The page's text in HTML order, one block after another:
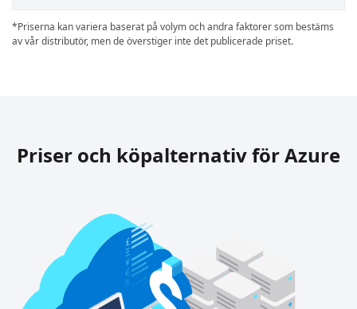
*Priserna kan variera baserat på volym och andra faktorer som bestäms
av vår distributör, men de överstiger inte det publicerade priset.
Priser och köpalternativ för Azure